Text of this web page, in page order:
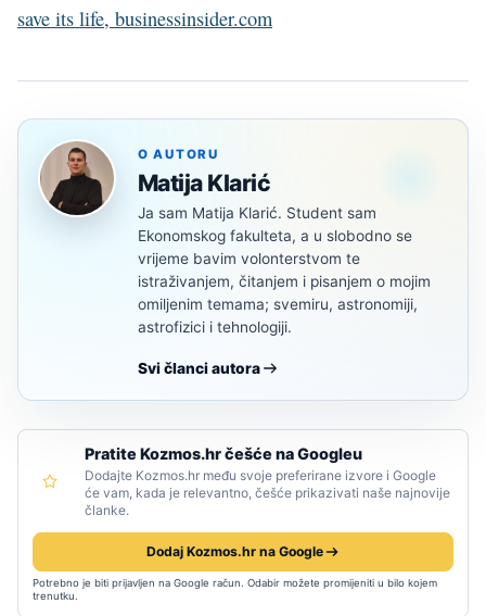
save its life, businessinsider.com
O AUTORU
Matija Klarić
Ja sam Matija Klarić. Student sam
Ekonomskog fakulteta, a u slobodno se
vrijeme bavim volonterstvom te
istraživanjem, čitanjem i pisanjem o mojim
omiljenim temama; svemiru, astronomiji,
astrofizici i tehnologiji.
Svi članci autora
Pratite Kozmos.hr češće na Googleu
Dodajte Kozmos.hr među svoje preferirane izvore i Google
će vam, kada je relevantno, češće prikazivati naše najnovije
članke.
Dodaj Kozmos.hr na Google
Potrebno je biti prijavljen na Google račun. Odabir možete promijeniti u bilo kojem
trenutku.